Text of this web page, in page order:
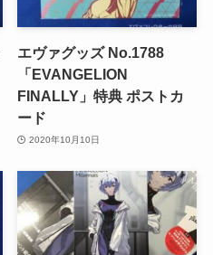
エヴァグッズ No.1788
「EVANGELION
FINALLY」特典 ポストカ
ード
2020年10月10日